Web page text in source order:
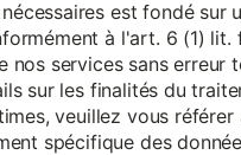
est fondé sur
à l'art. 6 (1) lit.
nos services sans erreur
sur les finalités du
veuillez vous
spécifique des